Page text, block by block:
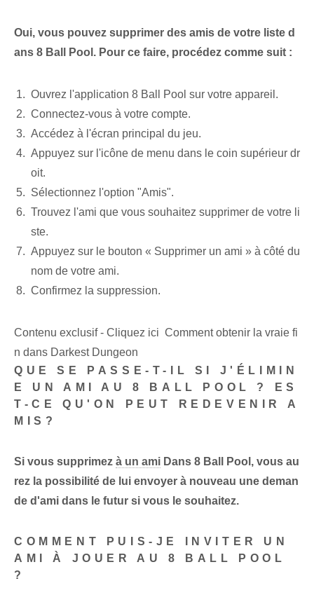
Oui, vous pouvez supprimer des amis de votre liste d
ans 8 Ball Pool. Pour ce faire, procédez comme suit :
Ouvrez l'application 8 Ball Pool sur votre appareil.
Connectez-vous à votre compte.
Accédez à l'écran principal du jeu.
Appuyez sur l'icône de menu dans le coin supérieur dr
oit.
Sélectionnez l'option "Amis".
Trouvez l'ami que vous souhaitez supprimer de votre li
ste.
Appuyez sur le bouton « Supprimer un ami » à côté du
nom de votre ami.
Confirmez la suppression.
Contenu exclusif - Cliquez ici Comment obtenir la vraie fi
n dans Darkest Dungeon
QUE SE PASSE-T-IL SI J'ÉLIMIN
E UN AMI AU 8 BALL POOL ? ES
T-CE QU'ON PEUT REDEVENIR A
MIS?
Si vous supprimez à un ami Dans 8 Ball Pool, vous au
rez la possibilité de lui envoyer à nouveau une deman
de d'ami dans le futur si vous le souhaitez.
COMMENT PUIS-JE INVITER UN
AMI À JOUER AU 8 BALL POOL
?